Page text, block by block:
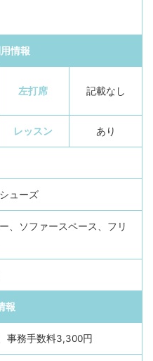
情報
左打席 記載なし
レッスン あり
ューズ
、ソファースペース、フリ
報
事務手数料3,300円